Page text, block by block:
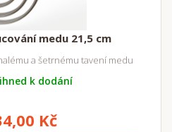
medu 21,5 cm
a šetrnému tavení medu
k dodání
Kč